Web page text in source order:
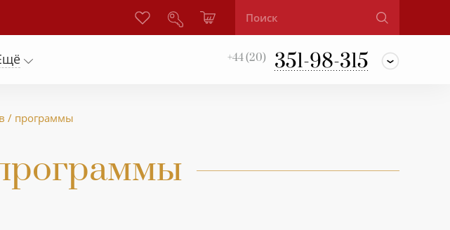
+44 (20) 351-98-315
/ программы